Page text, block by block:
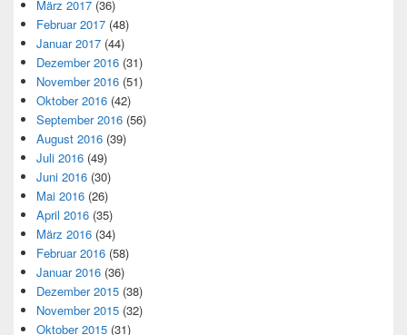
März 2017 (36)
Februar 2017 (48)
Januar 2017 (44)
Dezember 2016 (31)
November 2016 (51)
Oktober 2016 (42)
September 2016 (56)
August 2016 (39)
Juli 2016 (49)
Juni 2016 (30)
Mai 2016 (26)
April 2016 (35)
März 2016 (34)
Februar 2016 (58)
Januar 2016 (36)
Dezember 2015 (38)
November 2015 (32)
Oktober 2015 (31)